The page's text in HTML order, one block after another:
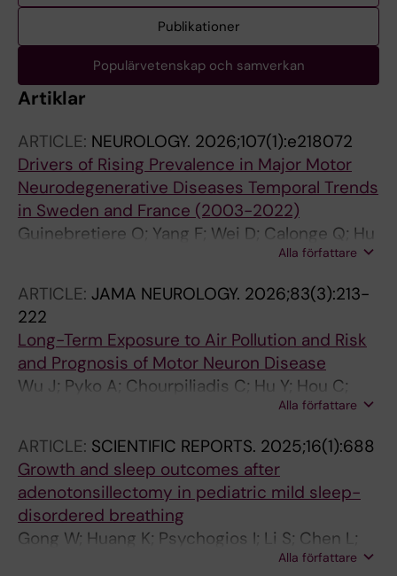
Publikationer
Populärvetenskap och samverkan
Artiklar
ARTICLE: NEUROLOGY. 2026;107(1):e218072
Drivers of Rising Prevalence in Major Motor
Neurodegenerative Diseases Temporal Trends
in Sweden and France (2003-2022)
Guinebretiere O; Yang F; Wei D; Calonge Q; Hu
Y; Wirdefeldt K; Ingre C; Piehl F; Modig K; Ye W;
Del Mar Amador M; Durrleman S; Bruneteau G;
Louapre C; Corvol J-C; Fang F; Nedelec T
Alla författare
ARTICLE: JAMA NEUROLOGY. 2026;83(3):213-
222
Long-Term Exposure to Air Pollution and Risk
and Prognosis of Motor Neuron Disease
Wu J; Pyko A; Chourpiliadis C; Hu Y; Hou C;
Brauner S; Piehl F; Ljungman P; Ingre C; Fang F
Alla författare
ARTICLE: SCIENTIFIC REPORTS. 2025;16(1):688
Growth and sleep outcomes after
adenotonsillectomy in pediatric mild sleep-
disordered breathing
Gong W; Huang K; Psychogios I; Li S; Chen L;
Alla författare